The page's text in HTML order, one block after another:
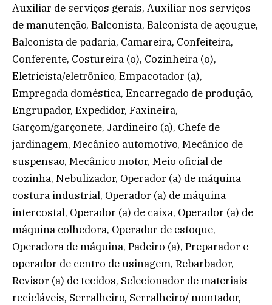
Auxiliar de serviços gerais, Auxiliar nos serviços
de manutenção, Balconista, Balconista de açougue,
Balconista de padaria, Camareira, Confeiteira,
Conferente, Costureira (o), Cozinheira (o),
Eletricista/eletrônico, Empacotador (a),
Empregada doméstica, Encarregado de produção,
Engrupador, Expedidor, Faxineira,
Garçom/garçonete, Jardineiro (a), Chefe de
jardinagem, Mecânico automotivo, Mecânico de
suspensão, Mecânico motor, Meio oficial de
cozinha, Nebulizador, Operador (a) de máquina
costura industrial, Operador (a) de máquina
intercostal, Operador (a) de caixa, Operador (a) de
máquina colhedora, Operador de estoque,
Operadora de máquina, Padeiro (a), Preparador e
operador de centro de usinagem, Rebarbador,
Revisor (a) de tecidos, Selecionador de materiais
recicláveis, Serralheiro, Serralheiro/ montador,